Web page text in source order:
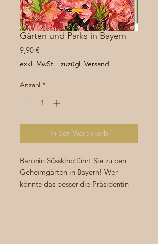
Gärten und Parks in Bayern
9,90 €Preis
exkl. MwSt. | zuzügl. Versand
Anzahl *
In den Warenkorb
Baronin Süsskind führt Sie zu den
Geheimgärten in Bayern! Wer
könnte das besser die Präsidentin